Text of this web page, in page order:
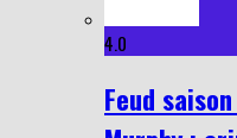
4.0
Feud